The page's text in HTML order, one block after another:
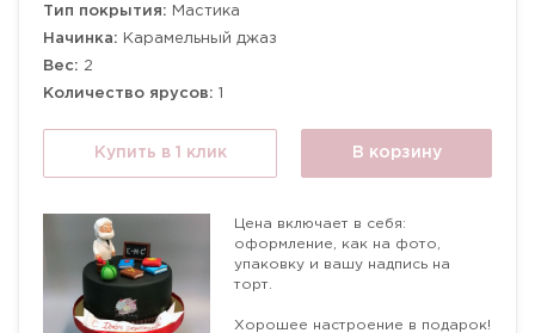
Тип покрытия: Мастика
Начинка: Карамельный джаз
Вес: 2
Количество ярусов: 1
Купить в 1 клик В корзину
Цена включает в себя:
оформление, как на фото,
упаковку и вашу надпись на
торт.
Хорошее настроение в подарок!